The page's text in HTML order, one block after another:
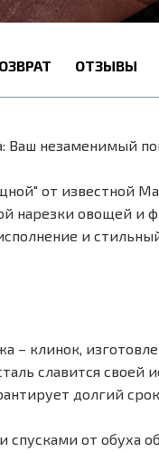
ОТЗЫВЫ
незаменимый
от известной
нарезки овощей и
и
– клинок,
славится своей
долгий
от обуха